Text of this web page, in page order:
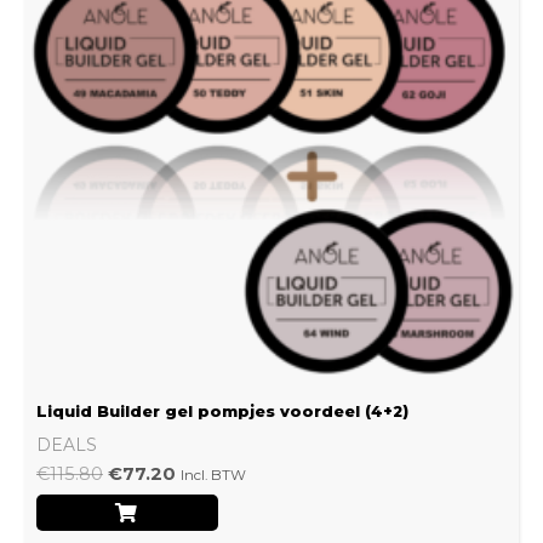
Liquid Builder gel pompjes voordeel (4+2)
DEALS
€115.80 €77.20 Incl. BTW